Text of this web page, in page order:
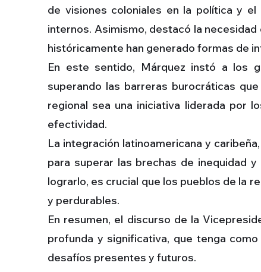
de visiones coloniales en la política y
internos. Asimismo, destacó la
históricamente han generado formas de
En este sentido, Márquez instó a los
superando las barreras burocráticas
regional sea una iniciativa liderada por
efectividad.
La integración latinoamericana y
para superar las brechas de inequidad
lograrlo, es crucial que los pueblos de la
y perdurables.
En resumen, el discurso de la
profunda y significativa, que tenga
desafíos presentes y futuros.